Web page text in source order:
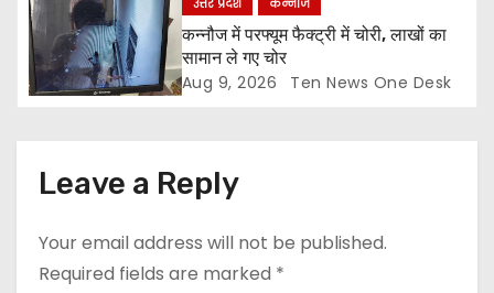
उत्तर प्रदेश कन्नौज
कन्नौज में परफ्यूम फैक्ट्री में चोरी, लाखों का
सामान ले गए चोर
Aug 9, 2026 Ten News One Desk
Leave a Reply
Your email address will not be published.
Required fields are marked *